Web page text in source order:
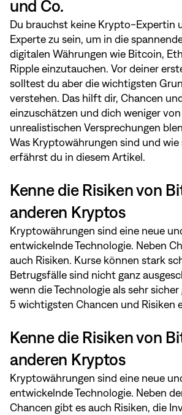
und Co.
Du brauchst keine Krypto-Expertin
Experte zu sein, um in die
digitalen Währungen wie Bitcoin,
Ripple einzutauchen. Vor deiner
solltest du aber die wichtigsten
verstehen. Das hilft dir, Chancen
einzuschätzen und dich weniger
unrealistischen Versprechungen
Was Kryptowährungen sind und
erfährst du in diesem Artikel.
Kenne die Risiken von
anderen Kryptos
Kryptowährungen sind eine neue
entwickelnde Technologie. Neben
auch Risiken. Kurse können stark
Betrugsfälle sind nicht ganz
wenn die Technologie als sehr
5 wichtigsten Chancen und Risiken
Kenne die Risiken von
anderen Kryptos
Kryptowährungen sind eine neue
entwickelnde Technologie. Neben
Chancen gibt es auch Risiken, die